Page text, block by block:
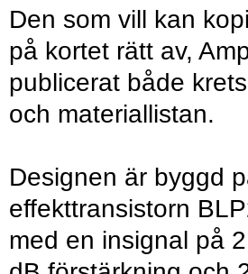
Den som vill kan
på kortet rätt av,
publicerat både
och materiallistan.
Designen är byggd
effekttransistorn
med en insignal på